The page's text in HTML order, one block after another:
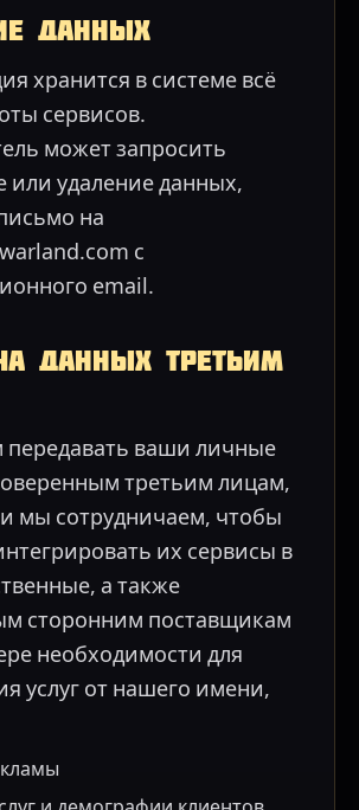
данных
хранится в системе всё
сервисов.
может запросить
или удаление данных,
на
с
email.
данных третьим
ваши личные
третьим лицам,
мы сотрудничаем, чтобы
их сервисы в
а также
сторонним поставщикам
необходимости для
услуг от нашего имени,